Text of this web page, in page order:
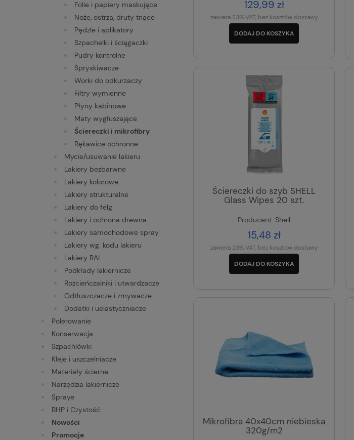
Folie i papiery maskujące
Noże, ostrza, druty tnące
Pędzle i aplikatory
Szpachelki i ściągaczki
Pudry kontrolne
Spryskiwacze
Worki do odkurzaczy
Filtry wymienne
Płyny kabinowe
Maty wygłuszające
Ściereczki i mikrofibry
Rękawice ochronne
Mycie/usuwanie lakieru
Lakiery bezbarwne
Lakiery kolorowe
Lakiery strukturalne
Lakiery do felg
Lakiery i ochrona drewna
Lakiery samochodowe spray
Lakiery wg. kodu lakieru
Lakiery RAL
Podkłady lakiernicze
Rozcieńczalniki i utwardzacze
Odtłuszczacze i zmywacze
Dodatki i uelastyczniacze
Polerowanie
Konserwacja
Szpachlówki
Kleje i uszczelniacze
Materiały ścierne
Narzędzia lakiernicze
Spraye
BHP i Czystość
Nowości
Promocje
129,99 zł
zawiera 23% VAT, bez kosztów dostawy
DODAJ DO KOSZYKA
Ściereczki do szyb SHELL
Glass Wipes 20 szt.
Producent: Shell
15,48 zł
zawiera 23% VAT, bez kosztów dostawy
DODAJ DO KOSZYKA
Mikrofibra 40x40cm niebieska
320g/m2